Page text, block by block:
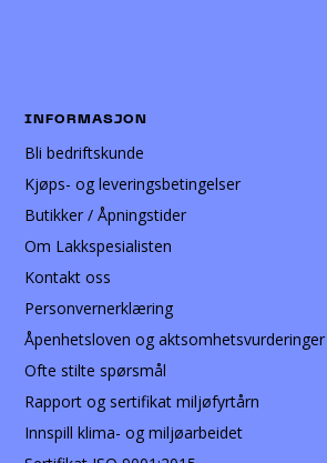
INFORMASJON
Bli bedriftskunde
Kjøps- og leveringsbetingelser
Butikker / Åpningstider
Om Lakkspesialisten
Kontakt oss
Personvernerklæring
Åpenhetsloven og aktsomhetsvurderinger
Ofte stilte spørsmål
Rapport og sertifikat miljøfyrtårn
Innspill klima- og miljøarbeidet